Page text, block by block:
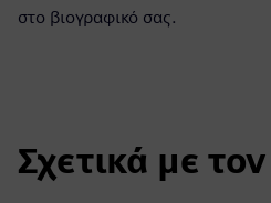
στο βιογραφικό σας.
Σχετικά με